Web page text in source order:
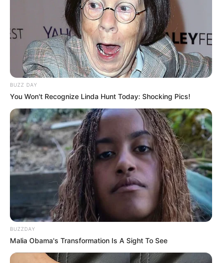
Δείτε όλες τις τελευταίες Ειδήσεις από την Ελλάδα και
τον Κόσμο, τη στιγμή που συμβαίνουν, στο Newstok.gr
BUZZ DAY
You Won't Recognize Linda Hunt Today: Shocking Pics!
BUZZDAY
Malia Obama's Transformation Is A Sight To See